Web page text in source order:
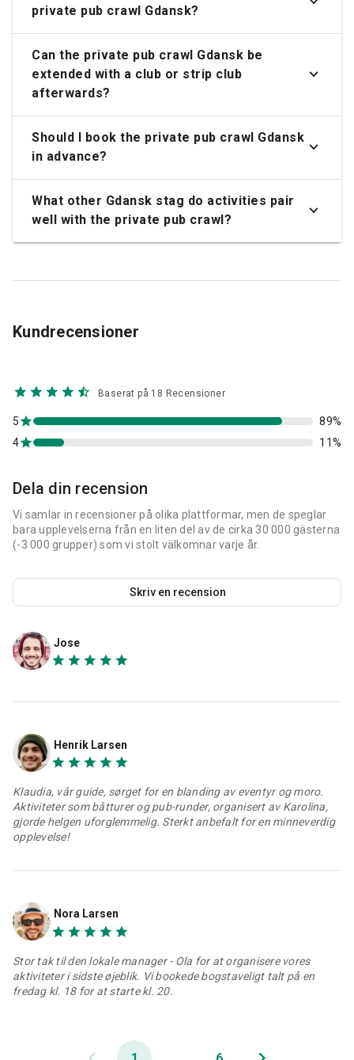
private pub crawl Gdansk?
Can the private pub crawl Gdansk be
extended with a club or strip club
afterwards?
Should I book the private pub crawl Gdansk
in advance?
What other Gdansk stag do activities pair
well with the private pub crawl?
Kundrecensioner
Baserat på 18 Recensioner
4 11%
5 89%
Dela din recension
Vi samlar in recensioner på olika plattformar, men de speglar
bara upplevelserna från en liten del av de cirka 30 000 gästerna
(-3 000 grupper) som vi stolt välkomnar varje år.
Skriv en recension
Jose
Henrik Larsen
Klaudia, vår guide, sørget for en blanding av eventyr og moro.
Aktiviteter som båtturer og pub-runder, organisert av Karolina,
gjorde helgen uforglemmelig. Sterkt anbefalt for en minneverdig
opplevelse!
Nora Larsen
Stor tak til den lokale manager - Ola for at organisere vores
aktiviteter i sidste øjeblik. Vi bookede bogstaveligt talt på en
fredag kl. 18 for at starte kl. 20.